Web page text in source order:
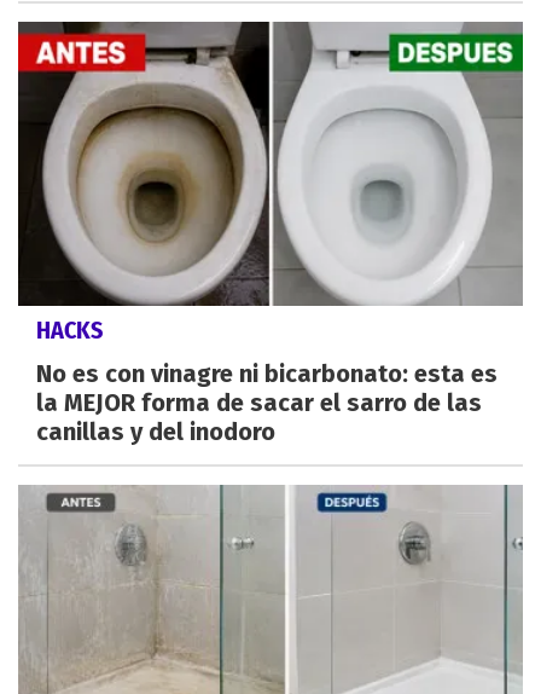
HACKS
No es con vinagre ni bicarbonato: esta es
la MEJOR forma de sacar el sarro de las
canillas y del inodoro